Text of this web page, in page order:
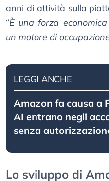
anni di attività sulla
“È una forza
un motore di
LEGGI ANCHE
Amazon fa causa a
AI entrano negli
senza
Lo sviluppo di